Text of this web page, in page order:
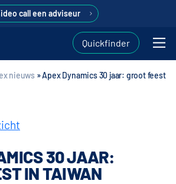
call een adviseur
Quickfinder
nieuws »Apex Dynamics 30 jaar: groot feest
30 JAAR:
IN TAIWAN